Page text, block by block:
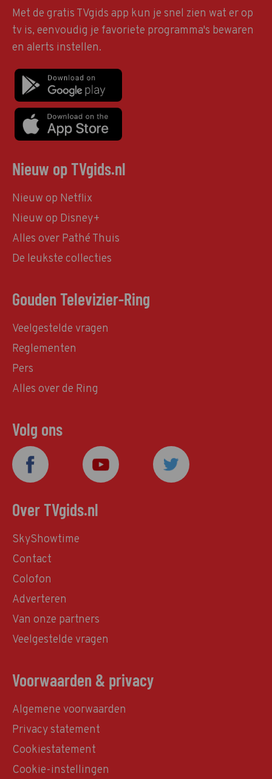
Met de gratis TVgids app kun je snel zien wat er op
tv is, eenvoudig je favoriete programma's bewaren
en alerts instellen.
Nieuw op TVgids.nl
Nieuw op Netflix
Nieuw op Disney+
Alles over Pathé Thuis
De leukste collecties
Gouden Televizier-Ring
Veelgestelde vragen
Reglementen
Pers
Alles over de Ring
Volg ons
Over TVgids.nl
SkyShowtime
Contact
Colofon
Adverteren
Van onze partners
Veelgestelde vragen
Voorwaarden & privacy
Algemene voorwaarden
Privacy statement
Cookiestatement
Cookie-instellingen